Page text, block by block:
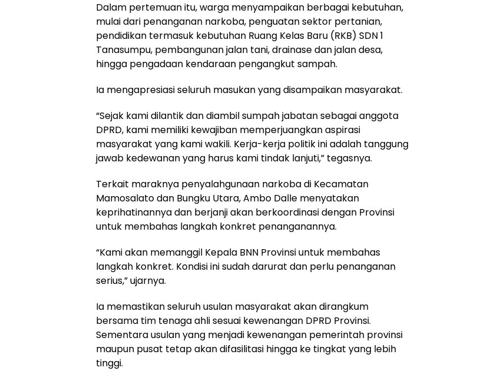
Dalam pertemuan itu, warga menyampaikan berbagai kebutuhan,
mulai dari penanganan narkoba, penguatan sektor pertanian,
pendidikan termasuk kebutuhan Ruang Kelas Baru (RKB) SDN 1
Tanasumpu, pembangunan jalan tani, drainase dan jalan desa,
hingga pengadaan kendaraan pengangkut sampah.
Ia mengapresiasi seluruh masukan yang disampaikan masyarakat.
“Sejak kami dilantik dan diambil sumpah jabatan sebagai anggota
DPRD, kami memiliki kewajiban memperjuangkan aspirasi
masyarakat yang kami wakili. Kerja-kerja politik ini adalah tanggung
jawab kedewanan yang harus kami tindak lanjuti,” tegasnya.
Terkait maraknya penyalahgunaan narkoba di Kecamatan
Mamosalato dan Bungku Utara, Ambo Dalle menyatakan
keprihatinannya dan berjanji akan berkoordinasi dengan Provinsi
untuk membahas langkah konkret penanganannya.
“Kami akan memanggil Kepala BNN Provinsi untuk membahas
langkah konkret. Kondisi ini sudah darurat dan perlu penanganan
serius,” ujarnya.
Ia memastikan seluruh usulan masyarakat akan dirangkum
bersama tim tenaga ahli sesuai kewenangan DPRD Provinsi.
Sementara usulan yang menjadi kewenangan pemerintah provinsi
maupun pusat tetap akan difasilitasi hingga ke tingkat yang lebih
tinggi.